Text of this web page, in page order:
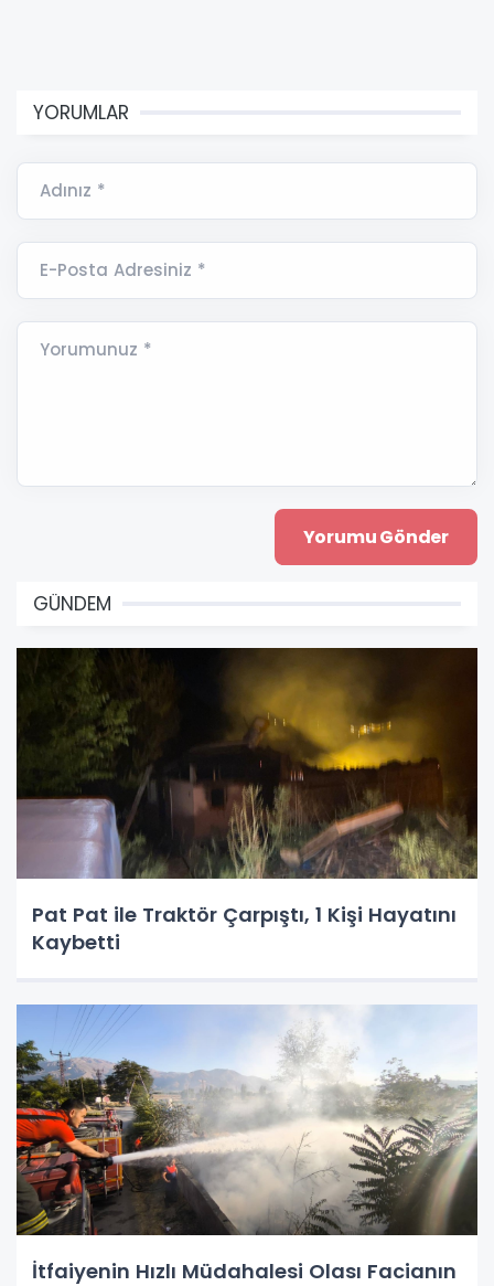
YORUMLAR
Adınız *
E-Posta Adresiniz *
Yorumunuz *
GÜNDEM
Pat Pat ile Traktör Çarpıştı, 1 Kişi Hayatını
Kaybetti
İtfaiyenin Hızlı Müdahalesi Olası Facianın